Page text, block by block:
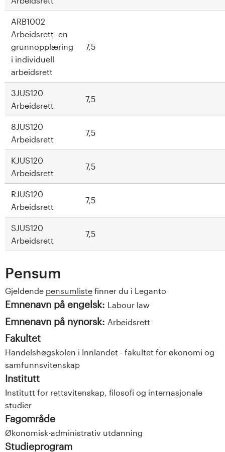
ARB1002
Arbeidsrett- en
grunnopplæring
i individuell
arbeidsrett
7,5
3JUS120
Arbeidsrett
7,5
8JUS120
Arbeidsrett
7,5
KJUS120
Arbeidsrett
7,5
RJUS120
Arbeidsrett
7,5
SJUS120
Arbeidsrett
7,5
Pensum
Gjeldende pensumliste finner du i Leganto
Emnenavn på engelsk: Labour law
Emnenavn på nynorsk: Arbeidsrett
Fakultet
Handelshøgskolen i Innlandet - fakultet for økonomi og
samfunnsvitenskap
Institutt
Institutt for rettsvitenskap, filosofi og internasjonale
studier
Fagområde
Økonomisk-administrativ utdanning
Studieprogram